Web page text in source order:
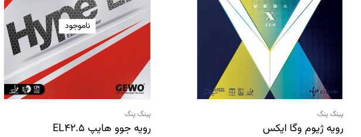
پینگ پنگ
رویه ژیوم وگا ایکس
ناموجود
پینگ پنگ
رویه جوو هایپ EL42.5